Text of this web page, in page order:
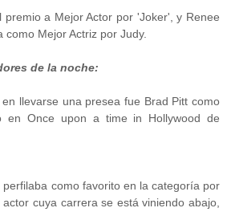
premio a Mejor Actor por 'Joker', y Renee
Mejor Actriz por Judy.
de la noche:
llevarse una presea fue Brad Pitt como
en Once upon a time in Hollywood de
como favorito en la categoría por
cuya carrera se está viniendo abajo,